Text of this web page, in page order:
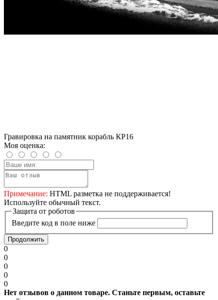
Гравировка на памятник корабль КР16
Моя оценка:
Примечание: HTML разметка не поддерживается!
Используйте обычный текст.
Защита от роботов
Введите код в поле ниже
Продолжить
0
0
0
0
0
Нет отзывов о данном товаре. Станьте первым, оставьте